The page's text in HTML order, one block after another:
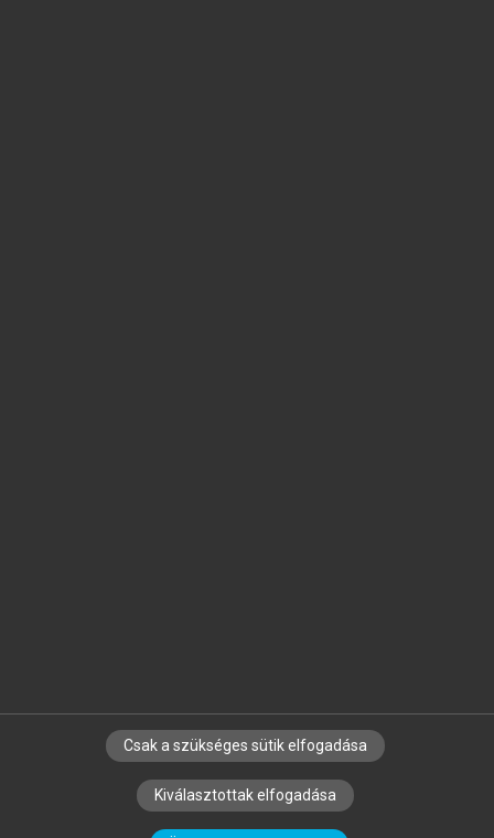
SZERZŐKNEK CÉGEKNEK KÖNYVTÁROSOKNAK
SZERKESZTÉSI ÉS LEKTORÁLÁSI ALAPELVEK
Csak a szükséges sütik elfogadása
Kiválasztottak elfogadása